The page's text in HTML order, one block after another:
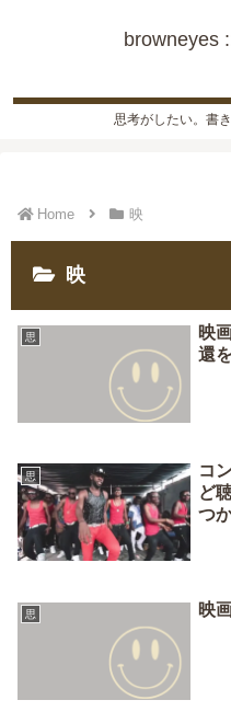
browneyes
思考がしたい。書
Home 映
映
思
映
還
思
コ
ど
つ
思 映